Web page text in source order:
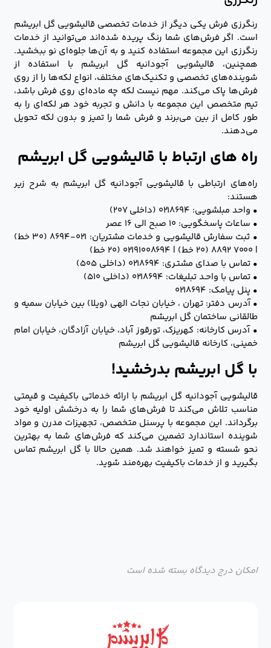
رنگرزی فرش یکی دیگر از خدمات تخصصی قالیشویی گل ابریشم
است. اگر فرش‌های شما رنگ پریده شده‌اند می‌توانید از خدمات
رنگرزی این مجموعه استفاده کنید و به آن‌ها جلوه‌ای نو ببخشید.
همچنین، قالیشویی آجودانیه گل ابریشم با استفاده از
شوینده‌های تخصصی و تکنیک‌های مختلف، انواع لکه‌ها را از روی
فرش‌ها پاک می‌کند. مهم نیست لکه چه ماده‌ای روی فرش باشد،
تیم متخصص این مجموعه با دانش و تجربه خود هر لکه‌ای را به
طور کامل از بین می‌برند و فرش شما را تمیز و بدون لکه تحویل
می‌دهند.
راه های ارتباط با قالیشویی گل ابریشم
راه‌های ارتباطی با قالیشویی آجودانیه گل ابریشم به شرح زیر
هستند:
• واحد مبلشویی: ۰۲۱۸۶۹۴ (داخلی ۲۰۷)
• ساعات پاسخگویی: ۱۰ صبح الی ۱۶ عصر
• ثبت سفارش قالیشویی و خدمات مشتریان: ۰۲۱-۸۶۹۴ (۳۰ خط)
| ۷۰۰۰ ۸۸۹۲ (۲۰ خط) | ۰۲۱۹۱۰۰۸۶۹۴ (۲۰ خط)
• تماس با صدای مشتـری: ۰۲۱۸۶۹۴ (داخلی ۵۰۵)
• تماس با واحـد تبلیغات: ۰۲۱۸۶۹۴ (داخلی ۵۱۰)
• پنل پیامک: ۰۲۱۸۶۹۴
• آدرس دفتر: تهران ، خیابان نجات الهی (ویلا) بین خیابان سمیه و
طالقانی ساختمان گل ابریشم
• آدرس کارخانه: کهریزک، تورقوز آباد، خیابان آزادگان، خیابان امام
خمینی، کارخانه قالیشویی گل ابریشم
با گل ابریشم بدرخشید!
قالیشویی آجودانیه گل ابریشم با ارائه خدماتی باکیفیت و قیمتی
مناسب تلاش می‌کند تا فرش‌های شما را به درخشش اولیه خود
برگرداند. این مجموعه با پرسنل متخصص، تجهیزات مدرن و مواد
شوینده استاندارد تضمین می‌کند که فرش‌های شما به بهترین
نحو شسته و تمیز خواهند شد. همین حالا با گل ابریشم تماس
بگیرید و از خدمات باکیفیت بهره‌مند شوید.
امکان درج دیدگاه بسته شده است